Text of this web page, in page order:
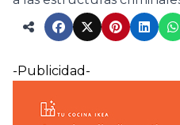
-Publicidad-